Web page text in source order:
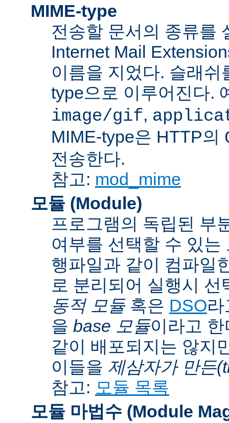
MIME-type
전송할 문서의 종류를
Internet Mail
이름을 지었다. 슬래
type으로 이루어진다.
image/gif,
MIME-type은 HTTP의
전송한다.
참고: mod_mime
모듈 (Module)
프로그램의 독립된 부
여부를 선택할 수 있
행파일과 같이 컴파일
로 분리되어 실행시
동적 모듈혹은 DSO
을 base 모듈이라고
같이 배포되지는 않지
이들을 제삼자가 만든
참고: 모듈 목록
모듈 마법수 (Module